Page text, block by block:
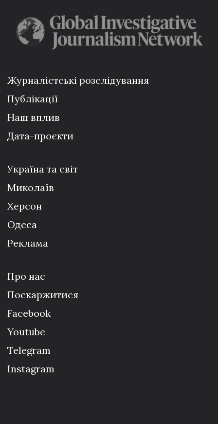
Журналістські розслідування
Публікації
Наш вплив
Дата-проєкти
Україна та світ
Миколаїв
Херсон
Одеса
Реклама
Про нас
Поскаржитися
Facebook
Youtube
Telegram
Instagram